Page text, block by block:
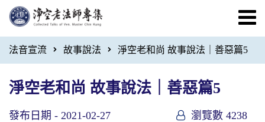
法音宣流 故事說法 淨空老和尚 故事說法｜善惡篇5
淨空老和尚 故事說法｜善惡篇5
發布日期 - 2021-02-27 瀏覽數 4238